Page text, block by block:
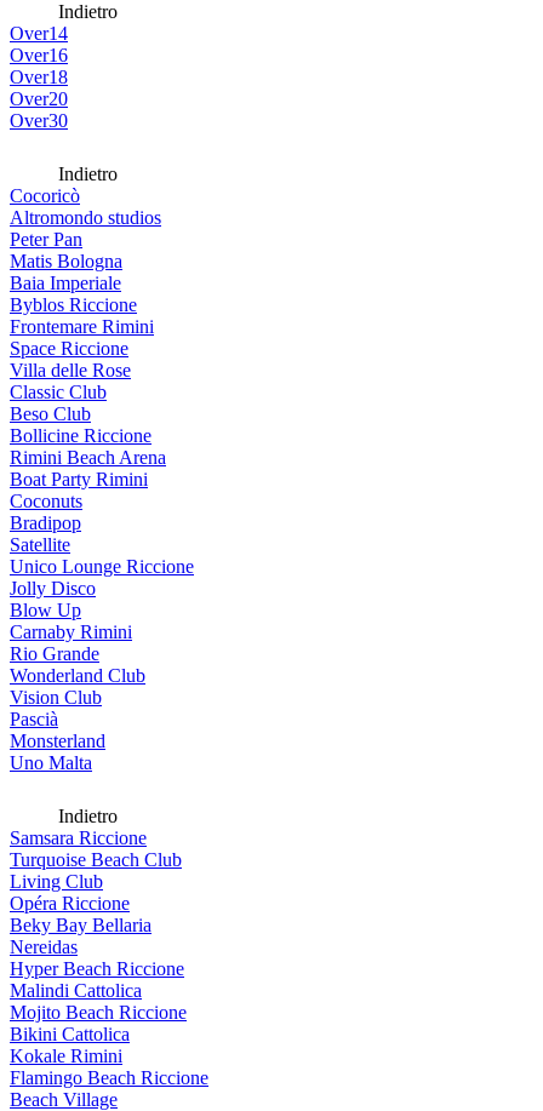
Indietro
Over14
Over16
Over18
Over20
Over30
Indietro
Cocoricò
Altromondo studios
Peter Pan
Matis Bologna
Baia Imperiale
Byblos Riccione
Frontemare Rimini
Space Riccione
Villa delle Rose
Classic Club
Beso Club
Bollicine Riccione
Rimini Beach Arena
Boat Party Rimini
Coconuts
Bradipop
Satellite
Unico Lounge Riccione
Jolly Disco
Blow Up
Carnaby Rimini
Rio Grande
Wonderland Club
Vision Club
Pascià
Monsterland
Uno Malta
Indietro
Samsara Riccione
Turquoise Beach Club
Living Club
Opéra Riccione
Beky Bay Bellaria
Nereidas
Hyper Beach Riccione
Malindi Cattolica
Mojito Beach Riccione
Bikini Cattolica
Kokale Rimini
Flamingo Beach Riccione
Beach Village